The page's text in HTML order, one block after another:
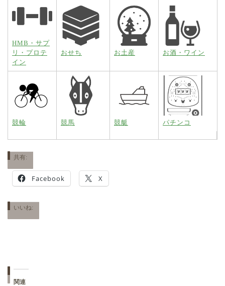
HMB・サプ
リ・プロテ
イン
おせち お土産 お酒・ワイン
競輪 競馬 競艇 パチンコ
共有:
Facebook X
いいね:
関連